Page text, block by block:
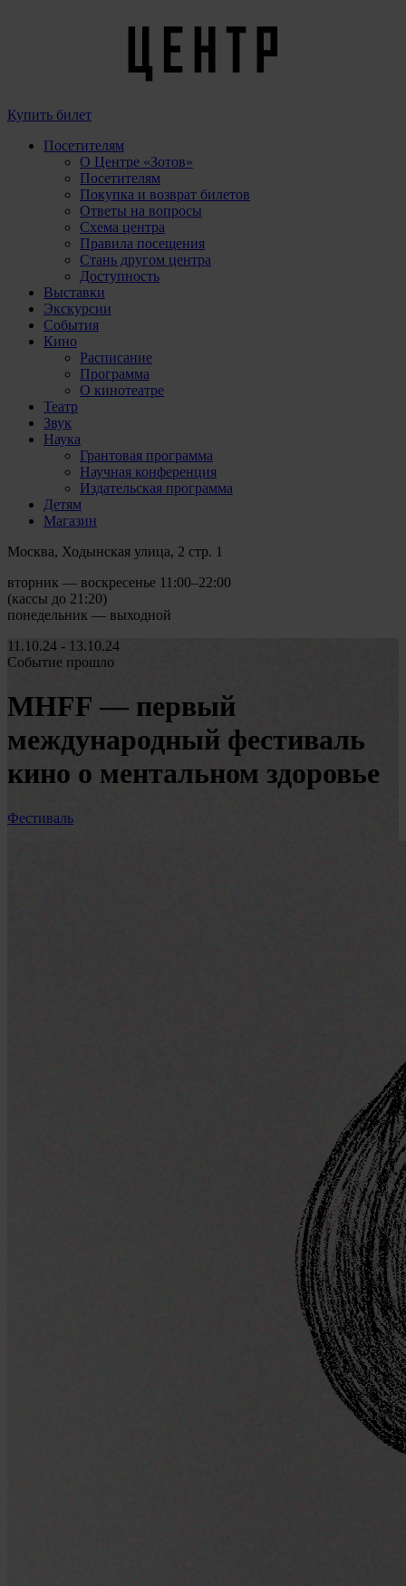
Купить билет
Посетителям
О Центре «Зотов»
Посетителям
Покупка и возврат билетов
Ответы на вопросы
Схема центра
Правила посещения
Стань другом центра
Доступность
Выставки
Экскурсии
События
Кино
Расписание
Программа
О кинотеатре
Театр
Звук
Наука
Грантовая программа
Научная конференция
Издательская программа
Детям
Магазин
Москва, Ходынская улица, 2 стр. 1
вторник — воскресенье 11:00–22:00
(кассы до 21:20)
понедельник — выходной
11.10.24 - 13.10.24
Событие прошло
MHFF — первый
международный фестиваль
кино о ментальном здоровье
Фестиваль